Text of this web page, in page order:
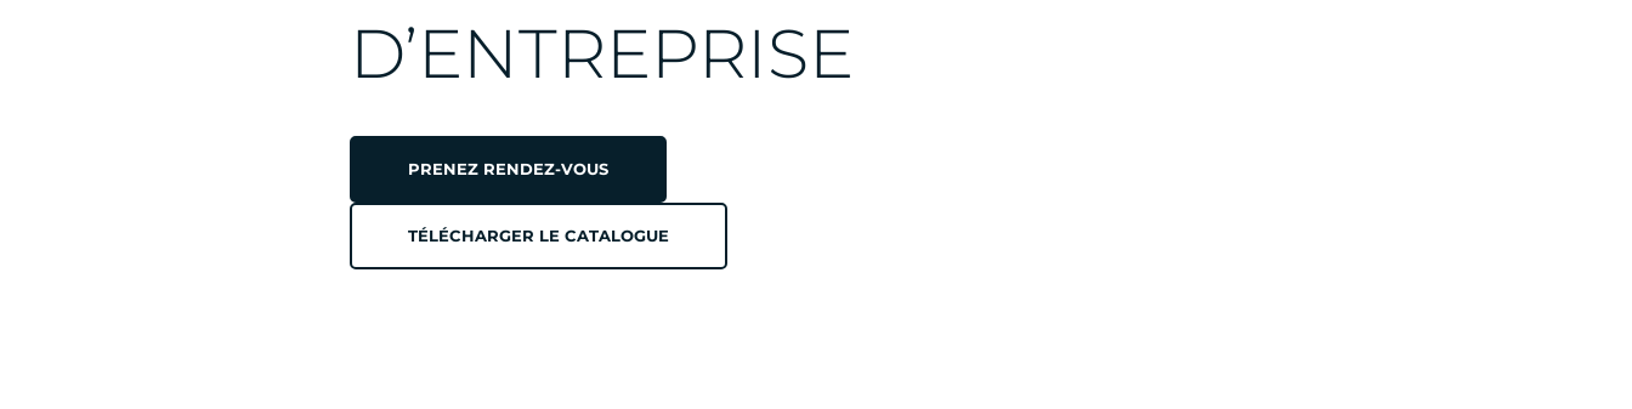
L’ÉLÉMENT
PHARE DE
D’ENTREPRISE
PRENEZ RENDEZ-VOUS
TÉLÉCHARGER LE CATALOGUE